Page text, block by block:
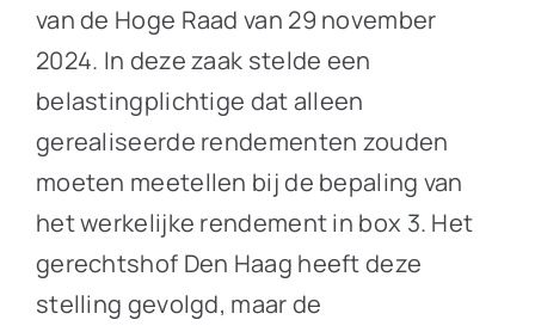
van de Hoge Raad van 29 november
2024. In deze zaak stelde een
belastingplichtige dat alleen
gerealiseerde rendementen zouden
moeten meetellen bij de bepaling van
het werkelijke rendement in box 3. Het
gerechtshof Den Haag heeft deze
stelling gevolgd, maar de